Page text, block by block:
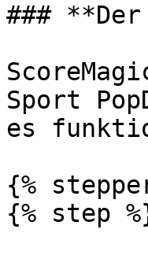
###
Sport
es
{%
{% step